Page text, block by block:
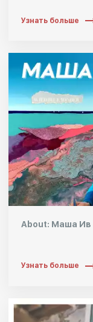
Узнать больше
About: Маша Ив
Узнать больше